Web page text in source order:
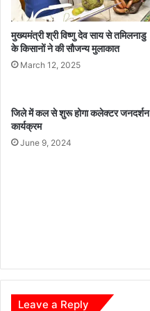
शां
ति
पू
र्ण
ए
चा
रू
प
ता
ओं
मुख्यमंत्री श्री विष्णु देव साय से तमिलनाडु
के किसानों ने की सौजन्य मुलाकात
March 12, 2025
जिले में कल से शुरू होगा कलेक्टर जनदर्शन
कार्यक्रम
June 9, 2024
Leave a Reply